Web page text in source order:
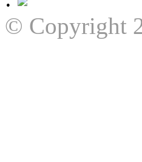
© Copyright